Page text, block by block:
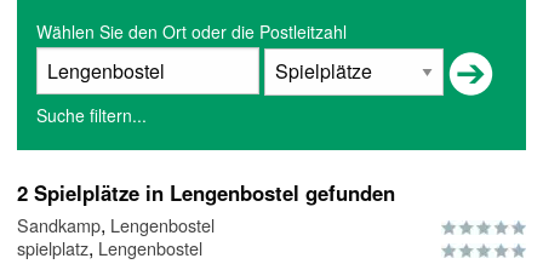
Wählen Sie den Ort oder die Postleitzahl
Suche filtern...
2 Spielplätze in Lengenbostel gefunden
Sandkamp, Lengenbostel
spielplatz, Lengenbostel